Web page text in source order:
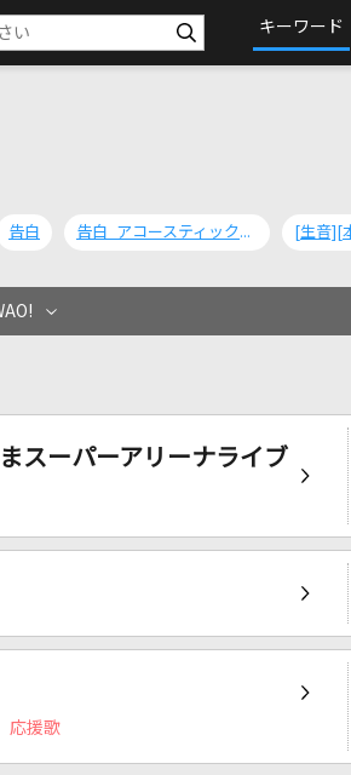
キーワード
告白 告白 アコースティック・バージョン
スーパーアリーナライブ
応援歌